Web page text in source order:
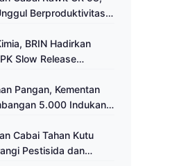
Berproduktivitas
BRIN Hadirkan
Slow Release
Pangan, Kementan
5.000 Indukan
Cabai Tahan Kutu
Pestisida dan